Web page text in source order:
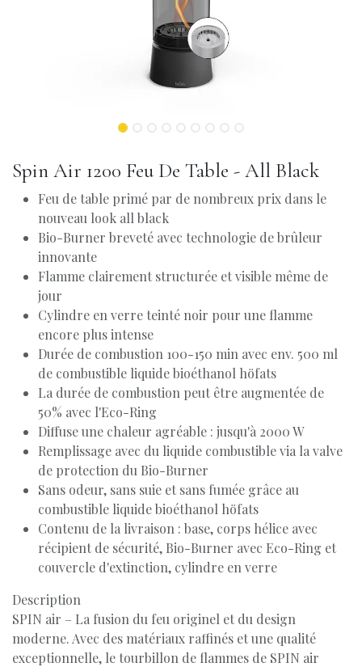
Spin Air 1200 Feu De Table - All Black
Feu de table primé par de nombreux prix dans le
nouveau look all black
Bio-Burner breveté avec technologie de brûleur
innovante
Flamme clairement structurée et visible même de
jour
Cylindre en verre teinté noir pour une flamme
encore plus intense
Durée de combustion 100-150 min avec env. 500 ml
de combustible liquide bioéthanol höfats
La durée de combustion peut être augmentée de
50% avec l'Eco-Ring
Diffuse une chaleur agréable : jusqu'à 2000 W
Remplissage avec du liquide combustible via la valve
de protection du Bio-Burner
Sans odeur, sans suie et sans fumée grâce au
combustible liquide bioéthanol höfats
Contenu de la livraison : base, corps hélice avec
récipient de sécurité, Bio-Burner avec Eco-Ring et
couvercle d'extinction, cylindre en verre
Description
SPIN air – La fusion du feu originel et du design
moderne. Avec des matériaux raffinés et une qualité
exceptionnelle, le tourbillon de flammes de SPIN air